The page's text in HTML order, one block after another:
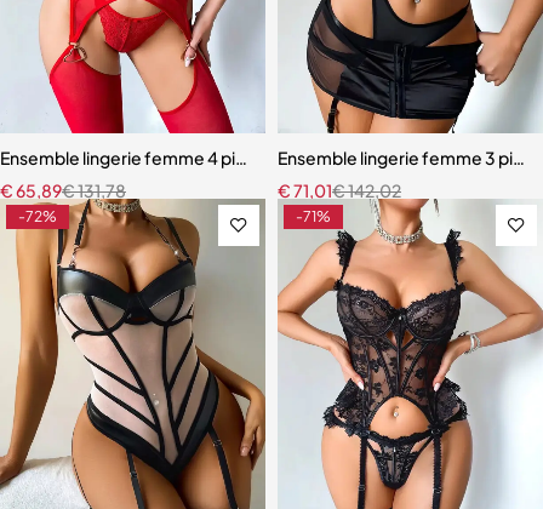
Ensemble lingerie femme 4 pièces – Dentelle rouge avec chaînes
€131,78
€65,89
Ensemble lingerie femme 3
€142,02
€71,01
-72% -71%